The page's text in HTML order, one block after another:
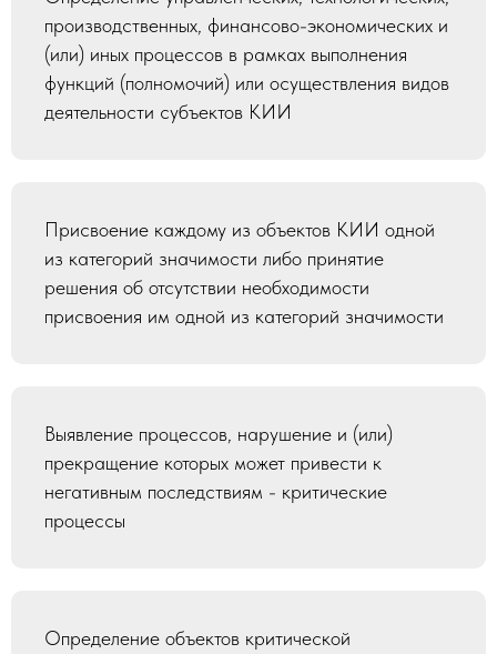
производственных, финансово-экономических и
(или) иных процессов в рамках выполнения
функций (полномочий) или осуществления видов
деятельности субъектов КИИ
Присвоение каждому из объектов КИИ одной
из категорий значимости либо принятие
решения об отсутствии необходимости
присвоения им одной из категорий значимости
Выявление процессов, нарушение и (или)
прекращение которых может привести к
негативным последствиям - критические
процессы
Определение объектов критической